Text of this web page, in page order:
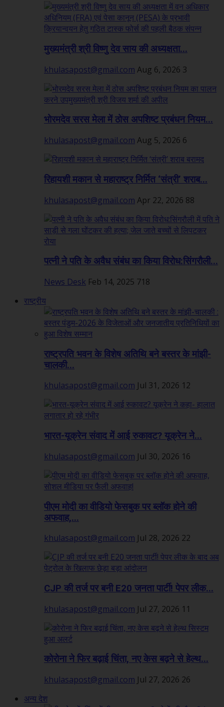
मुख्यमंत्री श्री विष्णु देव साय की अध्यक्षता...
khulasapost@gmail.com Aug 6, 2026 3
भोरमदेव सरस मेला में ठोस अपशिष्ट प्रबंधन नियम...
khulasapost@gmail.com Aug 5, 2026 6
रिहायशी मकान से महाराष्ट्र निर्मित ‘संत्री’ शराब...
khulasapost@gmail.com Apr 22, 2026 88
पत्नी ने पति के अवैध संबंध का किया विरोध:सिंगरौली...
News Desk Feb 14, 2025 718
राष्ट्रीय
राष्ट्रपति भवन के विशेष अतिथि बने बस्तर के मांझी-
चालकी...
khulasapost@gmail.com Jul 31, 2026 12
भारत-यूक्रेन संवाद में आई रुकावट? यूक्रेन ने...
khulasapost@gmail.com Jul 30, 2026 16
पीएम मोदी का वीडियो फेसबुक पर ब्लॉक होने की
अफवाह,...
khulasapost@gmail.com Jul 28, 2026 22
CJP की तर्ज पर बनी E20 जनता पार्टी! पेपर लीक...
khulasapost@gmail.com Jul 27, 2026 11
कोरोना ने फिर बढ़ाई चिंता, नए केस बढ़ने से हेल्थ...
khulasapost@gmail.com Jul 27, 2026 26
अन्य देश